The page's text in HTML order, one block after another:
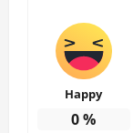
Happy
0%